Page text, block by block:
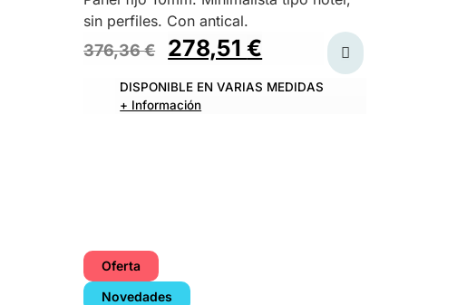
sin perfiles. Con antical.
376,36€ 278,51€
DISPONIBLE EN VARIAS MEDIDAS
+ Información
Oferta
Novedades